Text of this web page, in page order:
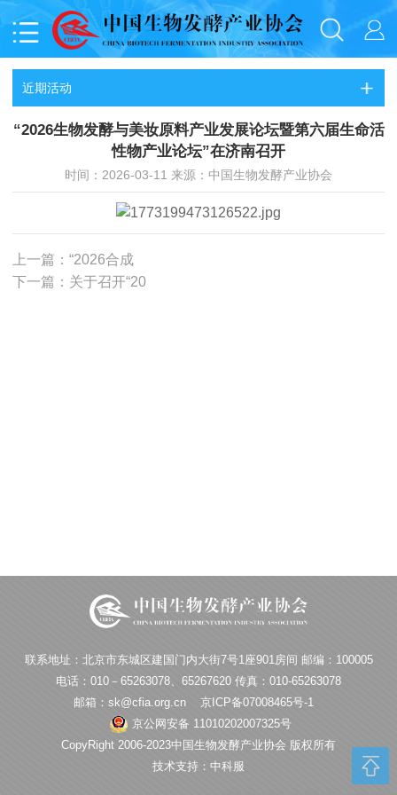
近期活动
“2026生物发酵与美妆原料产业发展论坛暨第六届生命活
性物产业论坛”在济南召开
时间：2026-03-11 来源：中国生物发酵产业协会
上一篇：“2026合成
下一篇：关于召开“20
联系地址：北京市东城区建国门内大街7号1座901房间 邮编：100005
电话：010－65263078、65267620 传真：010-65263078
邮箱：sk@cfia.org.cn
京ICP备07008465号-1
京公网安备 11010202007325号
CopyRight 2006-2023中国生物发酵产业协会 版权所有
技术支持：中科服